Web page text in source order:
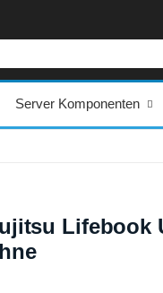
Server Komponenten
Lifebook